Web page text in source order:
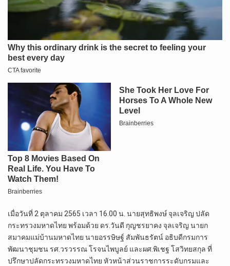
เมื่อวันที่ 2 ตุลาคม 2565 เวลา 16.00 น. นายสุทธิพงษ์ จุลเจริญ ปลัด
กระทรวงมหาดไทย พร้อมด้วย ดร.วันดี กุญชรยาคง จุลเจริญ นายก
สมาคมแม่บ้านมหาดไทย นายอรรษิษฐ์ สัมพันธรัตน์ อธิบดีกรมการ
พัฒนาชุมชน รศ.วรวรรณ โรจนไพบูลย์ และผศ.พิเชฐ โสวิทยสกุล ที่
ปรึกษาปลัดกระทรวงมหาดไทย หัวหน้าส่วนราชการระดับกรมและ